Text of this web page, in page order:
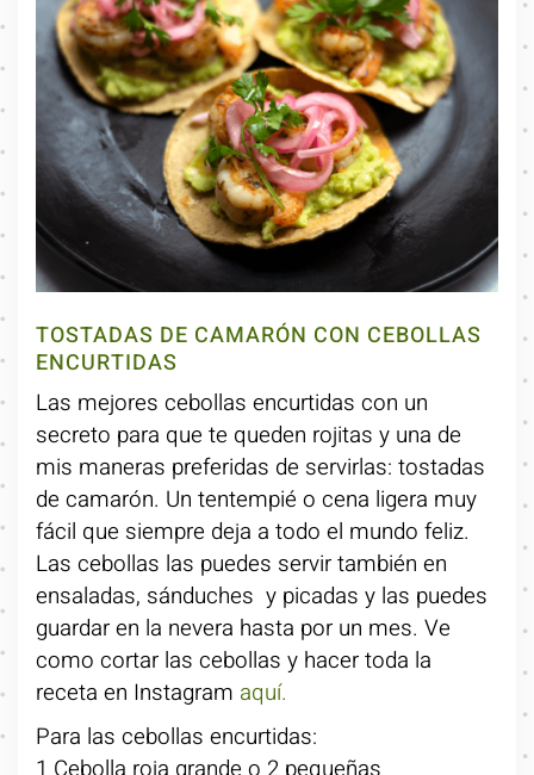
TOSTADAS DE CAMARÓN CON CEBOLLAS
ENCURTIDAS
Las mejores cebollas encurtidas con un
secreto para que te queden rojitas y una de
mis maneras preferidas de servirlas: tostadas
de camarón. Un tentempié o cena ligera muy
fácil que siempre deja a todo el mundo feliz.
Las cebollas las puedes servir también en
ensaladas, sánduches y picadas y las puedes
guardar en la nevera hasta por un mes. Ve
como cortar las cebollas y hacer toda la
receta en Instagram aquí.
Para las cebollas encurtidas: